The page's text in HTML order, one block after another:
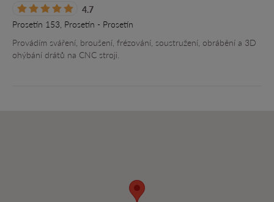
4.7
Prosetín 153, Prosetín - Prosetín
Provádím sváření, broušení, frézování, soustružení, obrábění a 3D
ohýbání drátů na CNC stroji.